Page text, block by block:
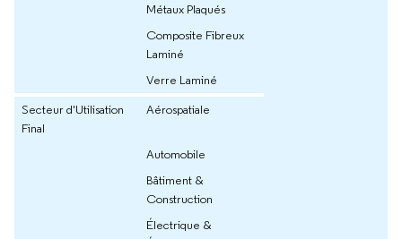
Métaux Plaqués
Composite Fibreux
Laminé
Verre Laminé
Secteur d'Utilisation
Final
Aérospatiale
Automobile
Bâtiment &
Construction
Électrique &